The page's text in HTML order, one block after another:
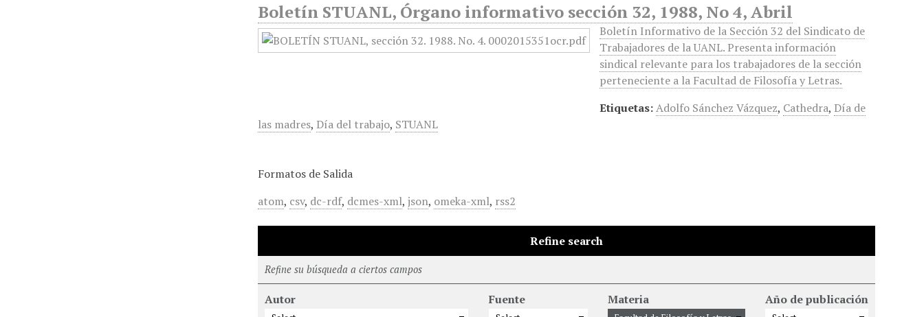
Boletín STUANL, Órgano informativo sección 32, 1988, No 4, Abril
Boletín Informativo de la Sección 32 del Sindicato de
Trabajadores de la UANL. Presenta información
sindical relevante para los trabajadores de la sección
perteneciente a la Facultad de Filosofía y Letras.
Etiquetas:Adolfo Sánchez Vázquez, Cathedra, Día de
las madres, Día del trabajo, STUANL
Formatos de Salida
atom, csv, dc-rdf, dcmes-xml,json, omeka-xml, rss2
Refine search
Refine su búsqueda a ciertos campos
Autor Fuente Materia Año de publicación